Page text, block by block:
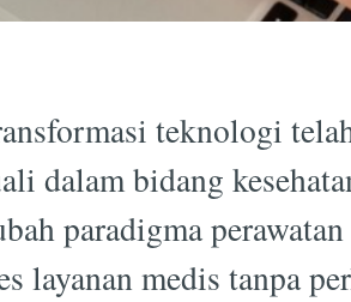
teknologi
dalam bidang
paradigma perawatan
layanan medis tanpa